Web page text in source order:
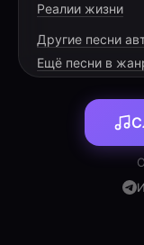
[VERSE 1]
В залах, где
Ты
Ветер
Лишних
Реалии жизни
Другие песни
Ещё песни в